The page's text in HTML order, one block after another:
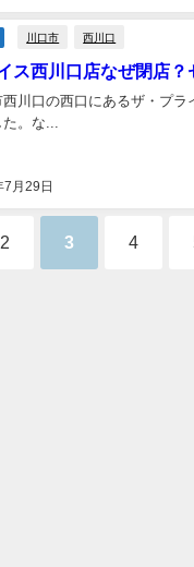
川口市 西川口
ス西川口店なぜ閉店
7月29日
西川口の西口にあるザ・プ
。な...
2 3 4